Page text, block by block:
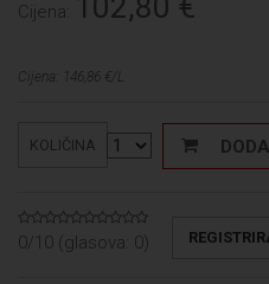
Cijena:
Cijena: 146,86 €/L
KOLIČINA
0/10 (glasova: 0)